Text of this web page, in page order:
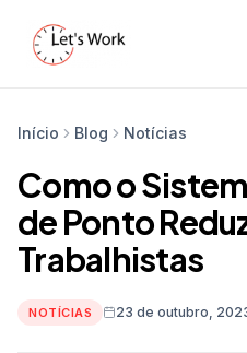
Início Blog Notícias
Como o
de Ponto
Trabalhistas
NOTÍCIAS 23 de outubro,